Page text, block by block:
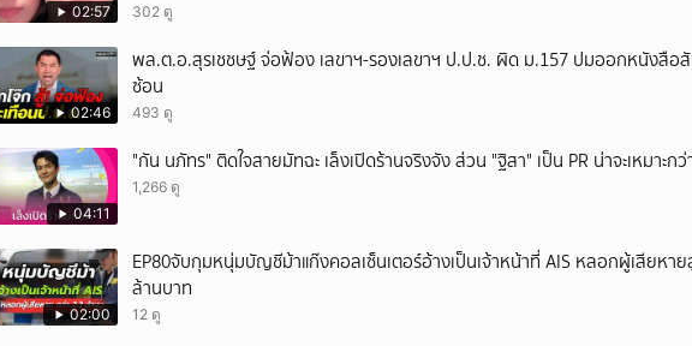
02:57 302 ดู
02:46
พล.ต.อ.สุรเชชษฐ์ จ่อฟ้อง เลขาฯ-รองเลขาฯ ป.ป.ช. ผิด ม.157 ปมออกหนังสือ
ซ้อน
493 ดู
04:11
"กัน นภัทร" ติดใจสายมัทฉะ เล็งเปิดร้านจริงจัง ส่วน "ฐิสา" เป็น PR น่าจะเหมาะกว่
1,266 ดู
02:00
EP80จับกุมหนุ่มบัญชีม้าแก๊งคอลเซ็นเตอร์อ้างเป็นเจ้าหน้าที่ AIS หลอกผู้เสียหา
ล้านบาท
12 ดู